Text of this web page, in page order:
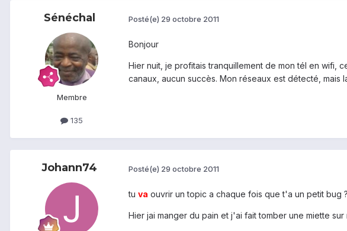
Sénéchal
Membre
135
Posté(e) 29 octobre 2011
Bonjour
Hier nuit, je profitais tranquillement de mon tél en wifi,
canaux, aucun succès. Mon réseaux est détecté, mais
Johann74 Posté(e) 29 octobre 2011
tu va ouvrir un topic a chaque fois que t'a un petit bug ?
Hier jai manger du pain et j'ai fait tomber une miette